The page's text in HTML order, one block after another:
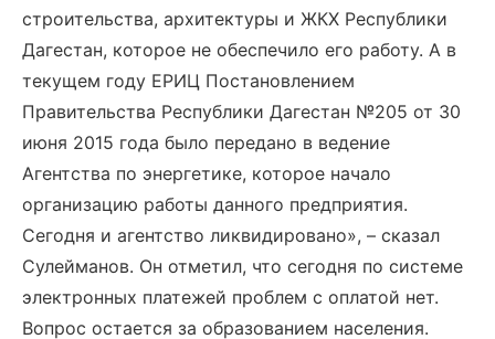
строительства, архитектуры и ЖКХ Республики
Дагестан, которое не обеспечило его работу. А в
текущем году ЕРИЦ Постановлением
Правительства Республики Дагестан №205 от 30
июня 2015 года было передано в ведение
Агентства по энергетике, которое начало
организацию работы данного предприятия.
Сегодня и агентство ликвидировано», – сказал
Сулейманов. Он отметил, что сегодня по системе
электронных платежей проблем с оплатой нет.
Вопрос остается за образованием населения.